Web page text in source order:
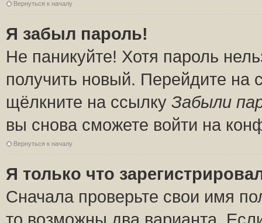
Вернуться к началу
Я забыл пароль!
Не паникуйте! Хотя пароль
получить новый. Перейдите на
щёлкните на ссылку Забыли
вы снова сможете войти на
Вернуться к началу
Я только что
Сначала проверьте свои имя